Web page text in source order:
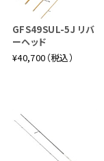
GFS49SUL-5J リバ
ーヘッド
¥40,700（税込）